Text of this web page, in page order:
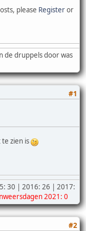
please Registeror
de druppels door was
#1
zien is
30 | 2016: 26 | 2017:
2021: 0
#2